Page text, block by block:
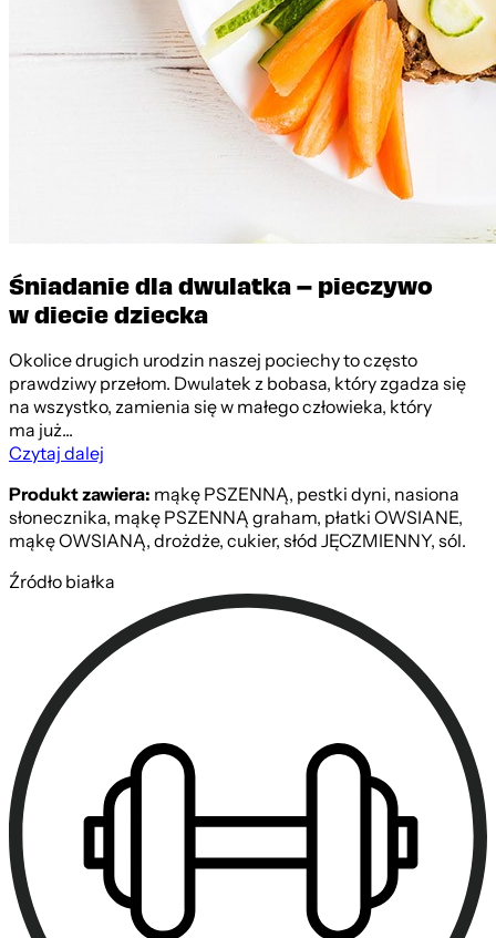
Śniadanie dla dwulatka – pieczywo
w diecie dziecka
Okolice drugich urodzin naszej pociechy to często
prawdziwy przełom. Dwulatek z bobasa, który zgadza się
na wszystko, zamienia się w małego człowieka, który
ma już...
Czytaj dalej
Produkt zawiera: mąkę PSZENNĄ, pestki dyni, nasiona
słonecznika, mąkę PSZENNĄ graham, płatki OWSIANE,
mąkę OWSIANĄ, drożdże, cukier, słód JĘCZMIENNY, sól.
Źródło białka